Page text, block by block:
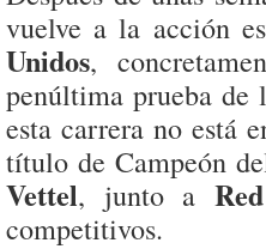
vuelve a la acción
Unidos,
penúltima prueba
esta carrera no está
título de Campeón
Vettel, junto a
competitivos.